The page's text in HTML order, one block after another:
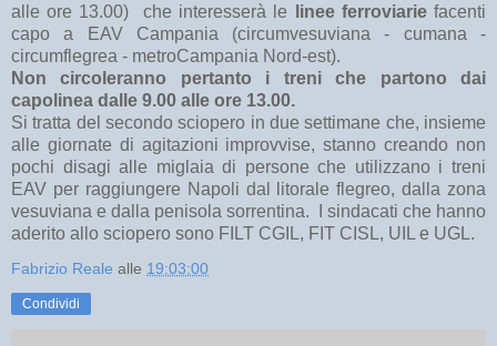
alle ore 13.00) che interesserà le linee ferroviariefacenti
capo a EAV Campania (circumvesuviana - cumana -
circumflegrea - metroCampania Nord-est).
Non circoleranno pertanto i treni che partono dai
capolinea dalle 9.00 alle ore 13.00.
Si tratta del secondo sciopero in due settimane che, insieme
alle giornate di agitazioni improvvise, stanno creando non
pochi disagi alle miglaia di persone che utilizzano i treni
EAV per raggiungere Napoli dal litorale flegreo, dalla zona
vesuviana e dalla penisola sorrentina. I sindacati che hanno
aderito allo sciopero sono FILT CGIL, FIT CISL, UIL e UGL.
Fabrizio Reale alle 19:03:00
Condividi